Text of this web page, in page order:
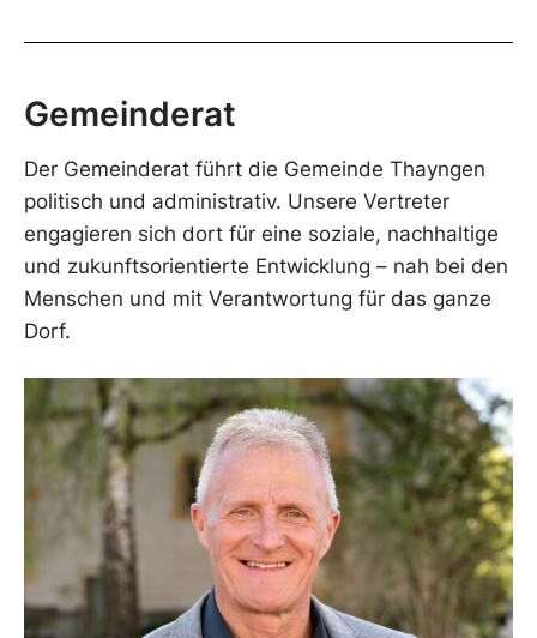
Gemeinderat
Der Gemeinderat führt die Gemeinde Thayngen
politisch und administrativ. Unsere Vertreter
engagieren sich dort für eine soziale, nachhaltige
und zukunftsorientierte Entwicklung – nah bei den
Menschen und mit Verantwortung für das ganze
Dorf.